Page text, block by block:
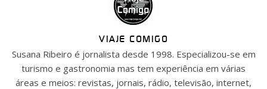
VIAJE COMIGO
Susana Ribeiro é jornalista desde 1998. Especializou-se em
turismo e gastronomia mas tem experiência em várias
áreas e meios: revistas, jornais, rádio, televisão, internet,